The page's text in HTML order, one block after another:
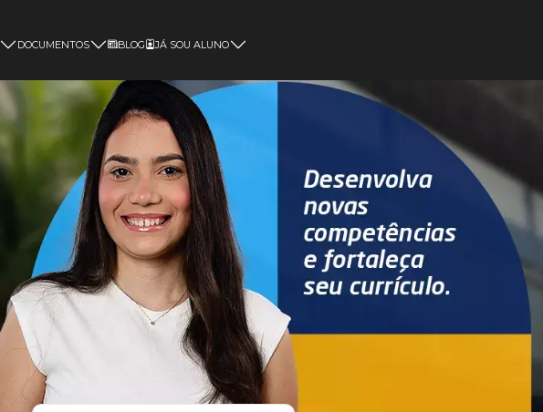
DOCUMENTOS BLOG JÁ SOU ALUNO
Magister